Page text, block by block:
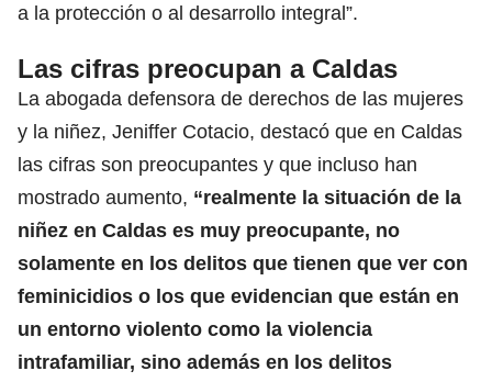
a la protección o al desarrollo integral”.
Las cifras preocupan a Caldas
La abogada defensora de derechos de las mujeres
y la niñez, Jeniffer Cotacio, destacó que en Caldas
las cifras son preocupantes y que incluso han
mostrado aumento, “realmente la situación de la
niñez en Caldas es muy preocupante, no
solamente en los delitos que tienen que ver con
feminicidios o los que evidencian que están en
un entorno violento como la violencia
intrafamiliar, sino además en los delitos